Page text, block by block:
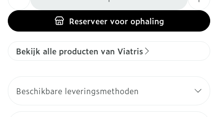
Reserveervoor ophaling
Bekijk alle producten van Viatris
Beschikbare leveringsmethoden